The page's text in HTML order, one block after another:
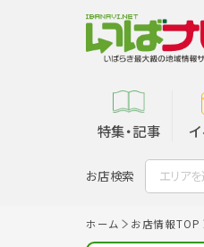
特集・記事
お店検索 エリア
ホーム お店情報TOP